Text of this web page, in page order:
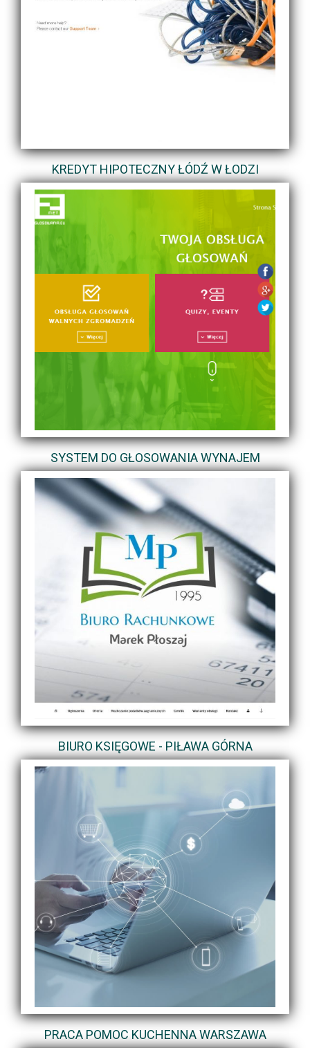
KREDYT HIPOTECZNY ŁÓDŹ W ŁODZI
SYSTEM DO GŁOSOWANIA WYNAJEM
BIURO KSIĘGOWE - PIŁAWA GÓRNA
PRACA POMOC KUCHENNA WARSZAWA